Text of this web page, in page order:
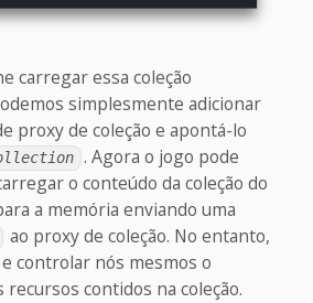
carregar essa coleção
simplesmente adicionar
proxy de coleção e apontá-lo
. Agora o jogo pode
o conteúdo da coleção do
a memória enviando uma
ao proxy de coleção. No entanto,
controlar nós mesmos o
contidos na coleção.